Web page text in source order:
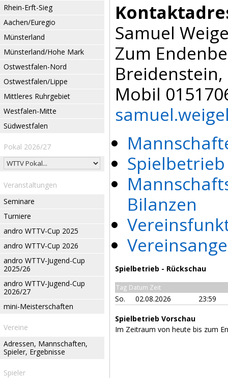
Rhein-Erft-Sieg
Aachen/Euregio
Münsterland
Münsterland/Hohe Mark
Ostwestfalen-Nord
Ostwestfalen/Lippe
Mittleres Ruhrgebiet
Westfalen-Mitte
Südwestfalen
Pokal 2026/27
Veranstaltungen
Seminare
Turniere
andro WTTV-Cup 2025
andro WTTV-Cup 2026
andro WTTV-Jugend-Cup
2025/26
andro WTTV-Jugend-Cup
2026/27
mini-Meisterschaften
Vereine
Adressen, Mannschaften,
Spieler, Ergebnisse
Spieler
Samuel
Zum
Mobil
Bilanzen
Spielbetrieb - Rückschau
Tag Datum Zeit
So. 02.08.2026 23:59
Spielbetrieb Vorschau
Im Zeitraum von heute bis zum